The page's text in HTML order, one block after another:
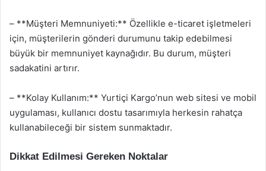
– **Müşteri Memnuniyeti:** Özellikle e-ticaret işletmeleri
için, müşterilerin gönderi durumunu takip edebilmesi
büyük bir memnuniyet kaynağıdır. Bu durum, müşteri
sadakatini artırır.
– **Kolay Kullanım:** Yurtiçi Kargo’nun web sitesi ve mobil
uygulaması, kullanıcı dostu tasarımıyla herkesin rahatça
kullanabileceği bir sistem sunmaktadır.
Dikkat Edilmesi Gereken Noktalar